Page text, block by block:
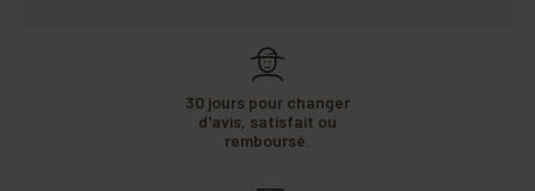
30 jours pour changer
d'avis, satisfait ou
remboursé.